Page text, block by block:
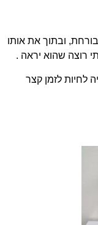
ובתוך את אותו
רוצה שהוא יראה .
לחיות לזמן קצר